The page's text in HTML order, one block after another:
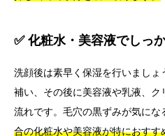
✅ 化粧水・美容液でしっ
洗顔後は素早く保湿を行いまし
補い、その後に美容液や乳液、
流れです。毛穴の黒ずみが気にな
合の化粧水や美容液が特におすす